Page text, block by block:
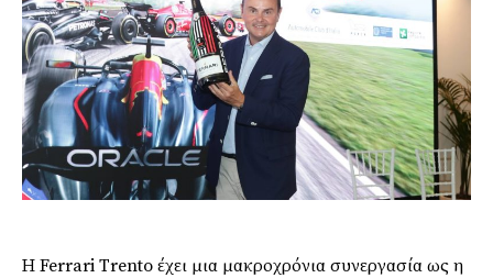
Η Ferrari Trento έχει μια μακροχρόνια συνεργασία ως η